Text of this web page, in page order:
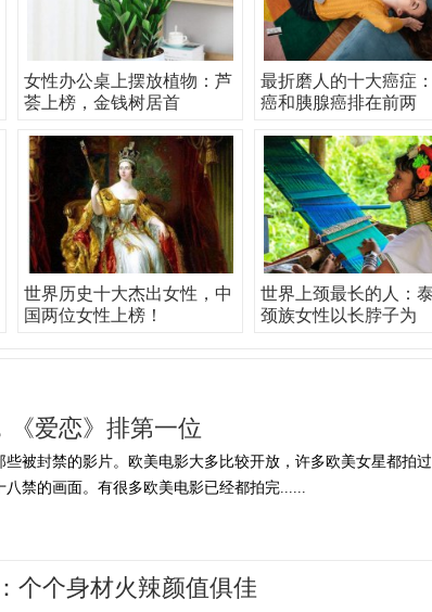
女性办公桌上摆放植物：芦
荟上榜，金钱树居首
最折磨人的十大癌症
癌和胰腺癌排在前两
世界历史十大杰出女性，中
国两位女性上榜！
世界上颈最长的人：
颈族女性以长脖子为
《爱恋》排第一位
被封禁的影片。欧美电影大多比较开放，许多欧美女星都拍
禁的画面。有很多欧美电影已经都拍完......
个个身材火辣颜值俱佳